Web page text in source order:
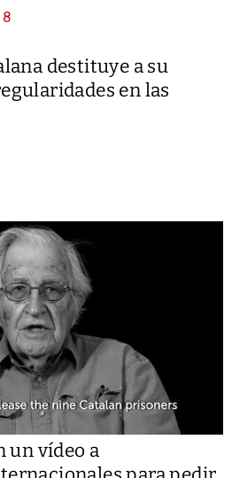
destituye a su
en las
un vídeo a